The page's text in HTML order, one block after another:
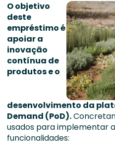
O objetivo
deste
empréstimo é
apoiar a
inovação
contínua de
produtos e o
desenvolvimento da
Demand (PoD).
usados para implementar
funcionalidades: